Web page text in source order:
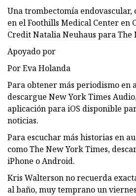
Una trombectomía endovascular,
en el Foothills Medical Center en
Credit Natalia Neuhaus para The
Apoyado por
Por Eva Holanda
Para obtener más periodismo en
descargue New York Times
aplicación para iOS disponible
noticias.
Para escuchar más historias en
como The New York Times,
iPhone o Android.
Kris Walterson no recuerda
al baño, muy temprano un